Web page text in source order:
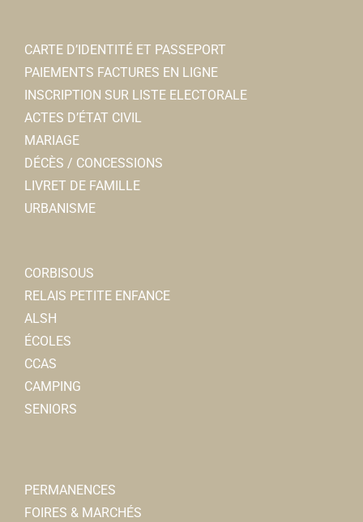
CARTE D’IDENTITÉ ET PASSEPORT
PAIEMENTS FACTURES EN LIGNE
INSCRIPTION SUR LISTE ELECTORALE
ACTES D’ÉTAT CIVIL
MARIAGE
DÉCÈS / CONCESSIONS
LIVRET DE FAMILLE
URBANISME
CORBISOUS
RELAIS PETITE ENFANCE
ALSH
ÉCOLES
CCAS
CAMPING
SENIORS
PERMANENCES
FOIRES & MARCHÉS